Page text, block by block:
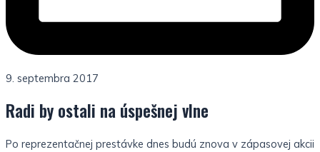
9. septembra 2017
Radi by ostali na úspešnej vlne
Po reprezentačnej prestávke dnes budú znova v zápasovej akcii